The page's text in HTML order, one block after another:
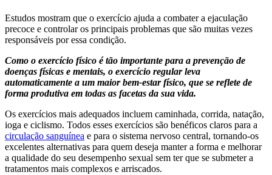
Estudos mostram que o exercício ajuda a combater a ejaculação
precoce e controlar os principais problemas que são muitas vezes
responsáveis ​​por essa condição.
Como o exercício físico é tão importante para a prevenção de
doenças físicas e mentais, o exercício regular leva
automaticamente a um maior bem-estar físico, que se reflete de
forma produtiva em todas as facetas da sua vida.
Os exercícios mais adequados incluem caminhada, corrida, natação,
ioga e ciclismo. Todos esses exercícios são benéficos claros para a
circulação sanguínea e para o sistema nervoso central, tornando-os
excelentes alternativas para quem deseja manter a forma e melhorar
a qualidade do seu desempenho sexual sem ter que se submeter a
tratamentos mais complexos e arriscados.